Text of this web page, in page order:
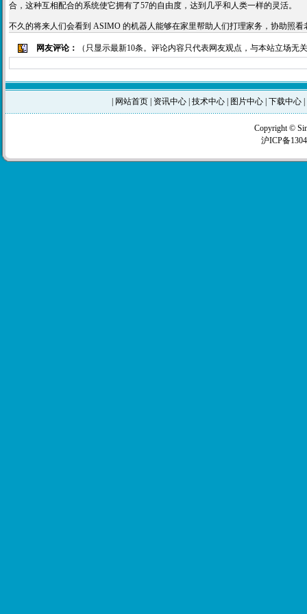
合，这种互相配合的系统使它拥有了57的自由度，达到几乎和人类一样的灵活。
不久的将来人们会看到 ASIMO 的机器人能够在家里帮助人们打理家务，协助照
网友评论： （只显示最新10条。评论内容只代表网友观点，与本站立场无
网站首页 资讯中心 技术中心 图片中心 下载中心
Copyright ©
沪ICP备